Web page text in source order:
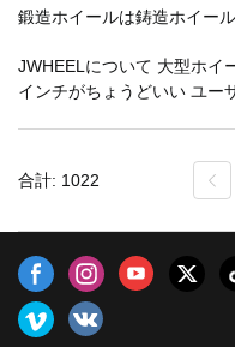
鍛造ホイールは鋳造ホイー
JWHEELについて 大型ホイ
インチがちょうどいい ユー
合計: 1022